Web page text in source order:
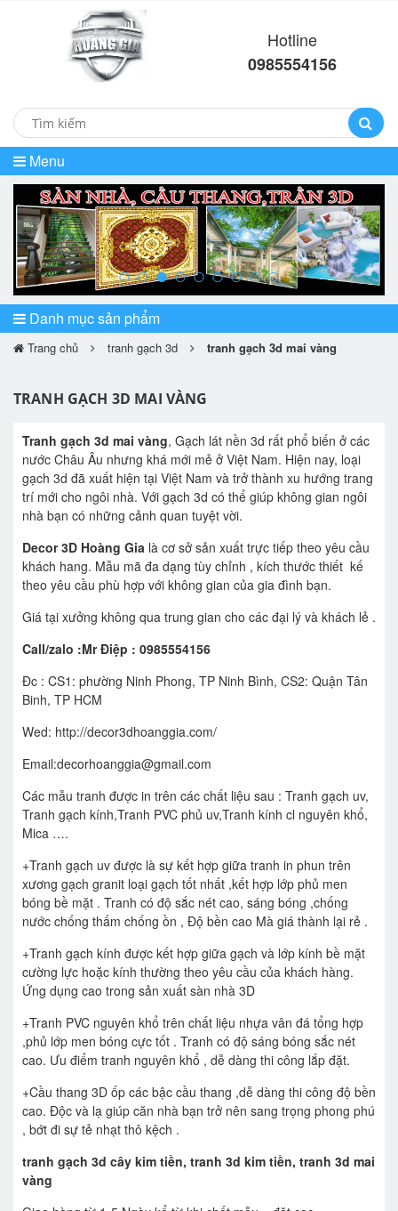
Hotline
0985554156
Menu
prev
Danh mục sản phẩm
Trang chủ tranh gạch 3d tranh gạch 3d mai vàng
TRANH GẠCH 3D MAI VÀNG
Tranh gạch 3d mai vàng, Gạch lát nền 3d rất phổ biến ở các
nước Châu Âu nhưng khá mới mẻ ở Việt Nam. Hiện nay, loại
gạch 3d đã xuất hiện tại Việt Nam và trở thành xu hướng trang
trí mới cho ngôi nhà. Với gạch 3d có thể giúp không gian ngôi
nhà bạn có những cảnh quan tuyệt vời.
Decor 3D Hoàng Gia là cơ sở sản xuất trực tiếp theo yêu cầu
khách hang. Mẫu mã đa dạng tùy chỉnh , kích thước thiết kế
theo yêu cầu phù hợp với không gian của gia đình bạn.
Giá tại xưởng không qua trung gian cho các đại lý và khách lẻ .
Call/zalo :Mr Điệp : 0985554156
Đc : CS1: phường Ninh Phong, TP Ninh Bình, CS2: Quận Tân
Binh, TP HCM
Wed: http://decor3dhoanggia.com/
Email:decorhoanggia@gmail.com
Các mẫu tranh được in trên các chất liệu sau : Tranh gạch uv,
Tranh gạch kính,Tranh PVC phủ uv,Tranh kính cl nguyên khổ,
Mica ….
+Tranh gạch uv được là sự kết hợp giữa tranh in phun trên
xương gạch granit loại gạch tốt nhất ,kết hợp lớp phủ men
bóng bề mặt . Tranh có độ sắc nét cao, sáng bóng ,chống
nước chống thấm chống ồn , Độ bền cao Mà giá thành lại rẻ .
+Tranh gạch kính được kết hợp giữa gạch và lớp kính bề mặt
cường lực hoặc kính thường theo yêu cầu của khách hàng.
Ứng dụng cao trong sản xuất sàn nhà 3D
+Tranh PVC nguyên khổ trên chất liệu nhựa vân đá tổng hợp
,phủ lớp men bóng cực tốt . Tranh có độ sáng bóng sắc nét
cao. Ưu điểm tranh nguyên khổ , dễ dàng thi công lắp đặt.
+Cầu thang 3D ốp các bậc cầu thang ,dễ dàng thi công độ bền
cao. Độc và lạ giúp căn nhà bạn trở nên sang trọng phong phú
, bớt đi sự tẻ nhạt thô kệch .
tranh gạch 3d cây kim tiền, tranh 3d kim tiền, tranh 3d mai
vàng